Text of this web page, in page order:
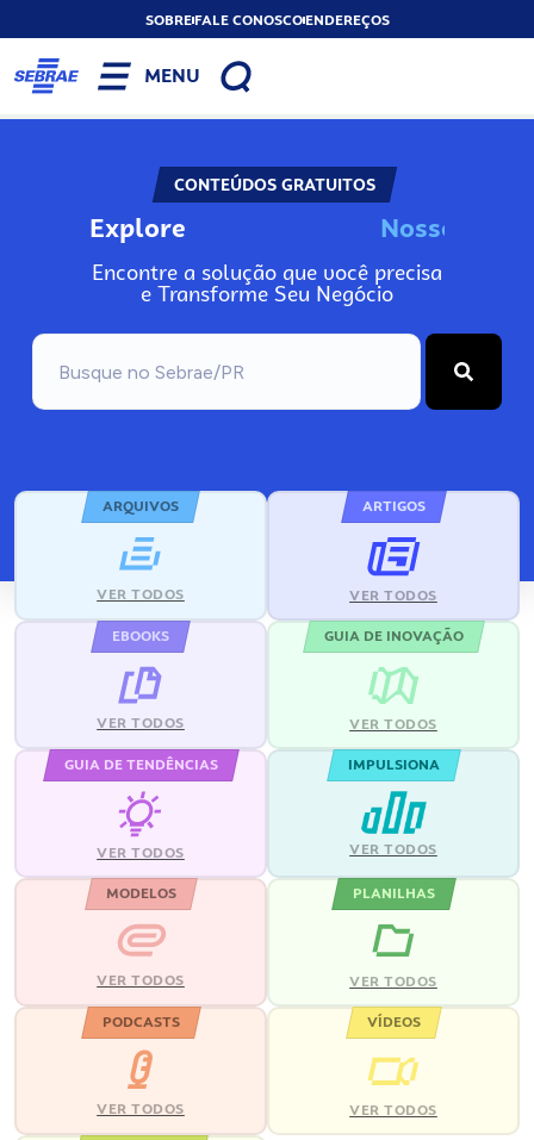
SOBREFALE CONOSCOENDEREÇOS
MENU
CONTEÚDOS GRATUITOS
Explore Noss
Encontre a solução que você precisa
e Transforme Seu Negócio
ARQUIVOS
VER TODOS
ARTIGOS
VER TODOS
EBOOKS
VER TODOS
GUIA DE INOVAÇÃO
VER TODOS
GUIA DE TENDÊNCIAS
VER TODOS
IMPULSIONA
VER TODOS
MODELOS
VER TODOS
PLANILHAS
VER TODOS
PODCASTS
VER TODOS
VÍDEOS
VER TODOS